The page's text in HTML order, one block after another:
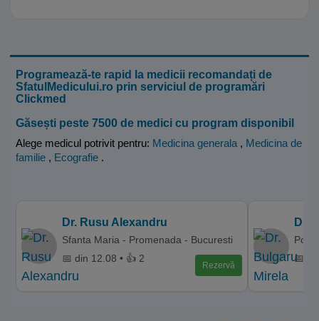
Programează-te rapid la medicii recomandați de
SfatulMedicului.ro prin serviciul de programări
Clickmed
Găsești peste 7500 de medici cu program disponibil
Alege medicul potrivit pentru: Medicina generala , Medicina de
familie , Ecografie .
Dr. Rusu Alexandru
Sfanta Maria - Promenada - Bucuresti
📅 din 12.08 • 👍 2
Rezervă
Dr.
📅